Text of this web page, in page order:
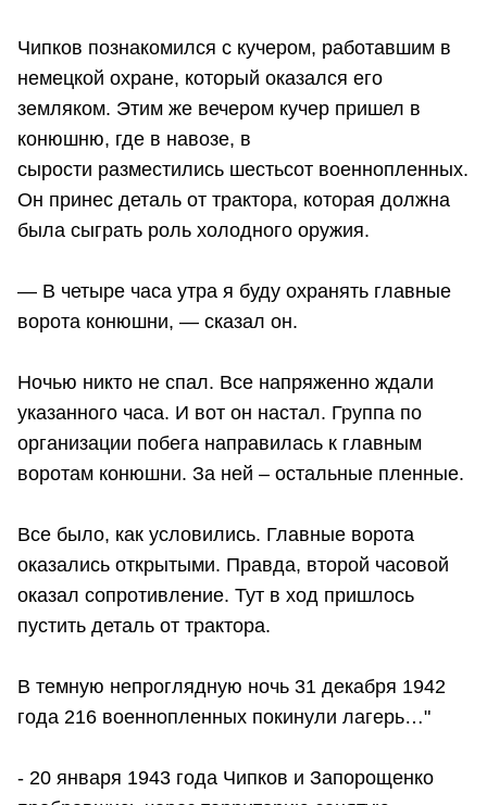
Чипков познакомился с кучером, работавшим в
немецкой охране, который оказался его
земляком. Этим же вечером кучер пришел в
конюшню, где в навозе, в
сырости разместились шестьсот военнопленных.
Он принес деталь от трактора, которая должна
была сыграть роль холодного оружия.
— В четыре часа утра я буду охранять главные
ворота конюшни, — сказал он.
Ночью никто не спал. Все напряженно ждали
указанного часа. И вот он настал. Группа по
организации побега направилась к главным
воротам конюшни. За ней – остальные пленные.
Все было, как условились. Главные ворота
оказались открытыми. Правда, второй часовой
оказал сопротивление. Тут в ход пришлось
пустить деталь от трактора.
В темную непроглядную ночь 31 декабря 1942
года 216 военнопленных покинули лагерь…"
- 20 января 1943 года Чипков и Запорощенко